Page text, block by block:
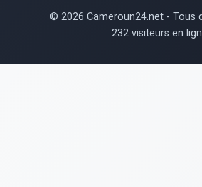
© 2026 Cameroun24.net - Tous
232 visiteurs en